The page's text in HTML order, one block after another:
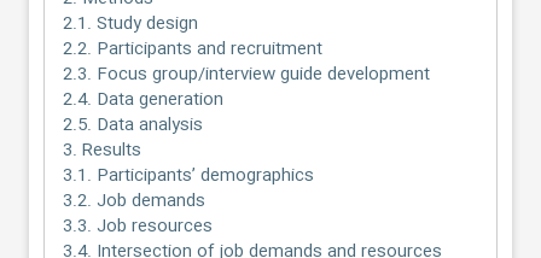
2.1. Study design
2.2. Participants and recruitment
2.3. Focus group/interview guide development
2.4. Data generation
2.5. Data analysis
3. Results
3.1. Participants’ demographics
3.2. Job demands
3.3. Job resources
3.4. Intersection of job demands and resources